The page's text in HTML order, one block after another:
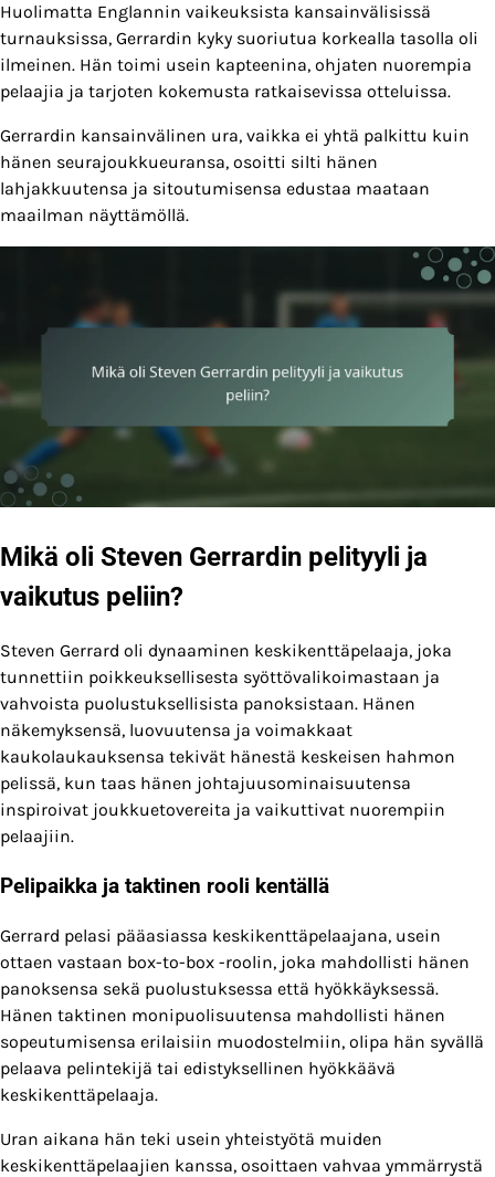
Huolimatta Englannin vaikeuksista kansainvälisissä
turnauksissa, Gerrardin kyky suoriutua korkealla tasolla oli
ilmeinen. Hän toimi usein kapteenina, ohjaten nuorempia
pelaajia ja tarjoten kokemusta ratkaisevissa otteluissa.
Gerrardin kansainvälinen ura, vaikka ei yhtä palkittu kuin
hänen seurajoukkueuransa, osoitti silti hänen
lahjakkuutensa ja sitoutumisensa edustaa maataan
maailman näyttämöllä.
Mikä oli Steven Gerrardin pelityyli ja
vaikutus peliin?
Steven Gerrard oli dynaaminen keskikenttäpelaaja, joka
tunnettiin poikkeuksellisesta syöttövalikoimastaan ja
vahvoista puolustuksellisista panoksistaan. Hänen
näkemyksensä, luovuutensa ja voimakkaat
kaukolaukauksensa tekivät hänestä keskeisen hahmon
pelissä, kun taas hänen johtajuusominaisuutensa
inspiroivat joukkuetovereita ja vaikuttivat nuorempiin
pelaajiin.
Pelipaikka ja taktinen rooli kentällä
Gerrard pelasi pääasiassa keskikenttäpelaajana, usein
ottaen vastaan box-to-box -roolin, joka mahdollisti hänen
panoksensa sekä puolustuksessa että hyökkäyksessä.
Hänen taktinen monipuolisuutensa mahdollisti hänen
sopeutumisensa erilaisiin muodostelmiin, olipa hän syvällä
pelaava pelintekijä tai edistyksellinen hyökkäävä
keskikenttäpelaaja.
Uran aikana hän teki usein yhteistyötä muiden
keskikenttäpelaajien kanssa, osoittaen vahvaa ymmärrystä